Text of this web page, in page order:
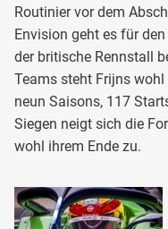
Routinier vor dem
Envision geht es für
der britische Rennstall
Teams steht Frijns
neun Saisons, 117
Siegen neigt sich die
wohl ihrem Ende zu.